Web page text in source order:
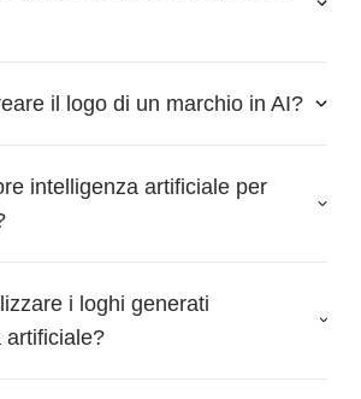
il logo di un marchio in AI?
intelligenza artificiale per
i loghi generati
artificiale?